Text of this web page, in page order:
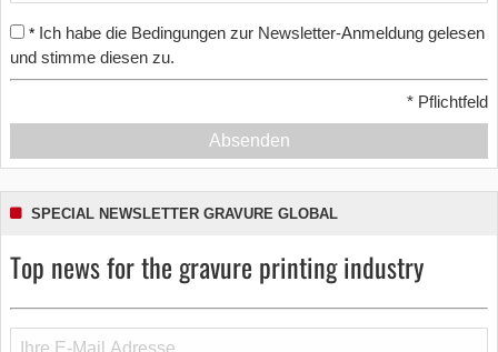
* Ich habe die Bedingungen zur Newsletter-Anmeldung gelesen
und stimme diesen zu.
* Pflichtfeld
Absenden
SPECIAL NEWSLETTER GRAVURE GLOBAL
Top news for the gravure printing industry